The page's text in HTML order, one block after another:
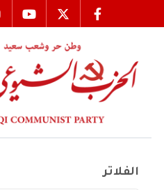
الفلاتر